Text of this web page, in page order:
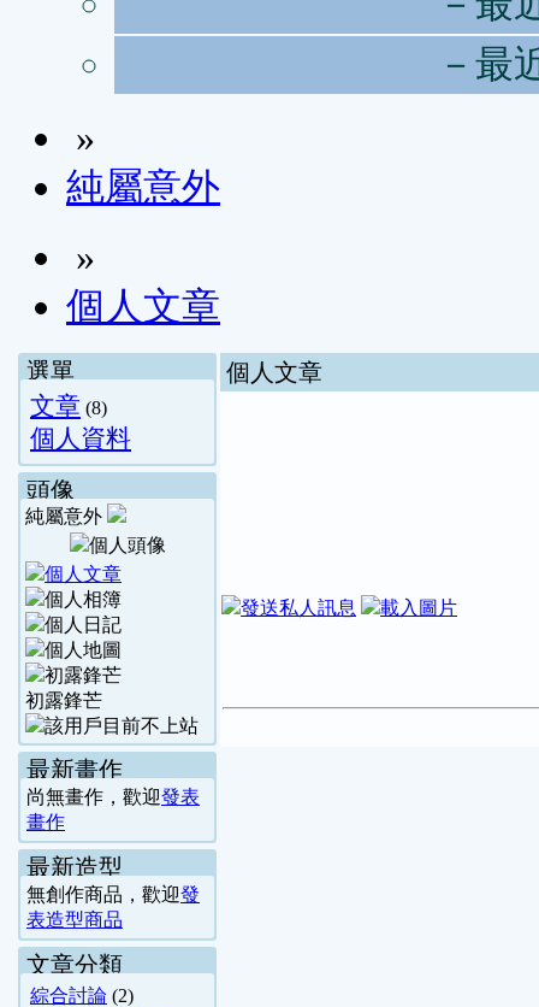
－最
»
純屬意外
»
個人文章
選單
文章 (8)
個人資料
頭像
純屬意外
初露鋒芒
最新畫作
尚無畫作，歡迎發表
畫作
最新造型
無創作商品，歡迎發
表造型商品
文章分類
綜合討論 (2)
個人文章